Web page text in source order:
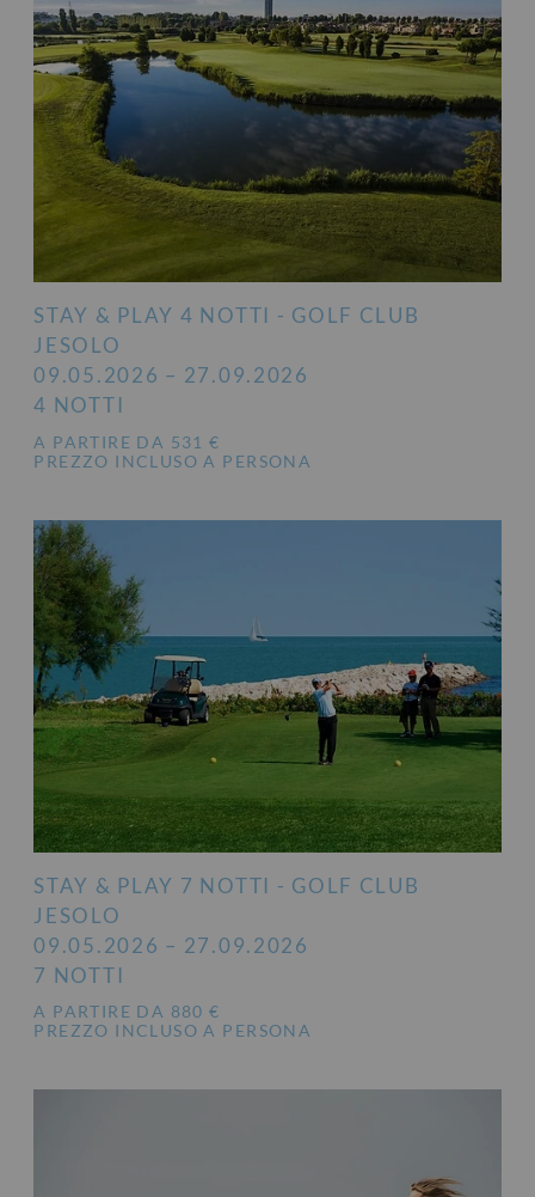
STAY & PLAY 4 NOTTI - GOLF CLUB
JESOLO
09.05.2026 – 27.09.2026
4 NOTTI
A PARTIRE DA 531 €
PREZZO INCLUSO A PERSONA
STAY & PLAY 7 NOTTI - GOLF CLUB
JESOLO
09.05.2026 – 27.09.2026
7 NOTTI
A PARTIRE DA 880 €
PREZZO INCLUSO A PERSONA